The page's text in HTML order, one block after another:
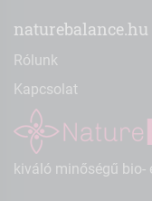
naturebalance.hu
Rólunk
Kapcsolat
kiváló minőségű